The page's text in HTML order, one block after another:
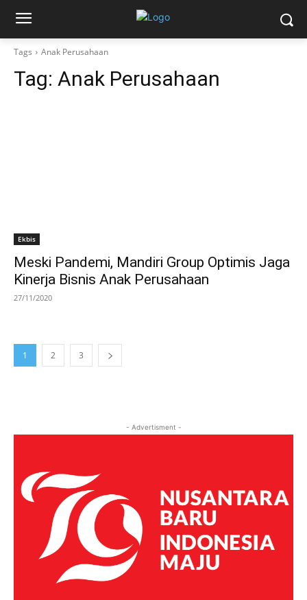
Tags Anak Perusahaan
Tag: Anak Perusahaan
Ekbis
Meski Pandemi, Mandiri Group Optimis Jaga
Kinerja Bisnis Anak Perusahaan
27/11/2020
1 2 3
- Advertisment -